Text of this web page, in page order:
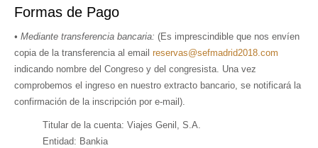
Formas de Pago
• Mediante transferencia bancaria: (Es imprescindible que nos envíen
copia de la transferencia al email reservas@sefmadrid2018.com
indicando nombre del Congreso y del congresista. Una vez
comprobemos el ingreso en nuestro extracto bancario, se notificará la
confirmación de la inscripción por e-mail).
Titular de la cuenta: Viajes Genil, S.A.
Entidad: Bankia